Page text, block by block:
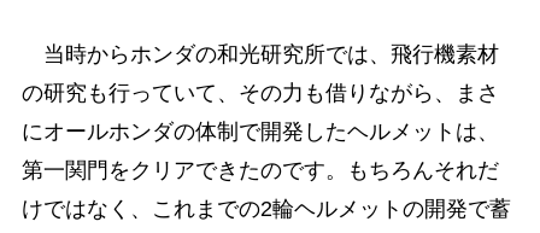
当時からホンダの和光研究所では、飛行機素材
の研究も行っていて、その力も借りながら、まさ
にオールホンダの体制で開発したヘルメットは、
第一関門をクリアできたのです。もちろんそれだ
けではなく、これまでの2輪ヘルメットの開発で蓄